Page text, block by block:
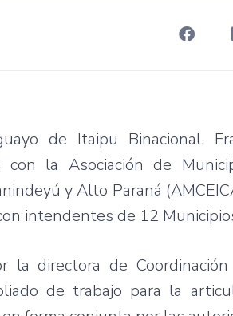
de Itaipu Binacional,
con la Asociación de
y Alto Paraná (
intendentes de 12
ladirectora de Coordinación
de trabajo para la